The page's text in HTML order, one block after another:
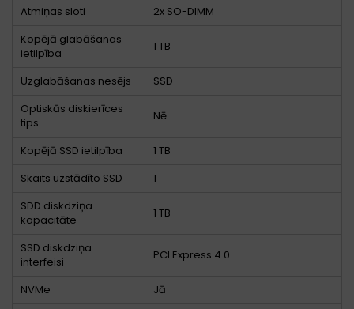
Atmiņas sloti
2x SO-DIMM
Kopējā glabāšanas
ietilpība
1 TB
Uzglabāšanas nesējs
SSD
Optiskās diskierīces
tips
Nē
Kopējā SSD ietilpība
1 TB
Skaits uzstādīto SSD
1
SDD diskdziņa
kapacitāte
1 TB
SSD diskdziņa
interfeisi
PCI Express 4.0
NVMe
Jā